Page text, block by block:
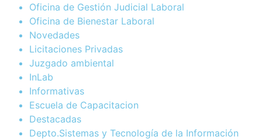
Oficina de Gestión Judicial Laboral
Oficina de Bienestar Laboral
Novedades
Licitaciones Privadas
Juzgado ambiental
InLab
Informativas
Escuela de Capacitacion
Destacadas
Depto.Sistemas y Tecnología de la Información